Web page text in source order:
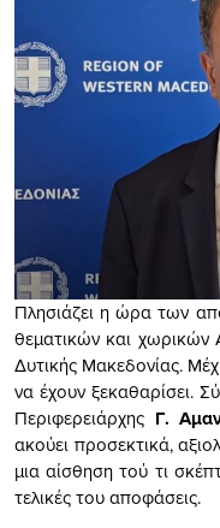
Πλησιάζει η ώρα των
θεματικών και χωρικών
Δυτικής Μακεδονίας.
να έχουν ξεκαθαρίσει.
Περιφερειάρχης Γ.
ακούει προσεκτικά,
μια αίσθηση τού τι
τελικές του αποφάσεις.